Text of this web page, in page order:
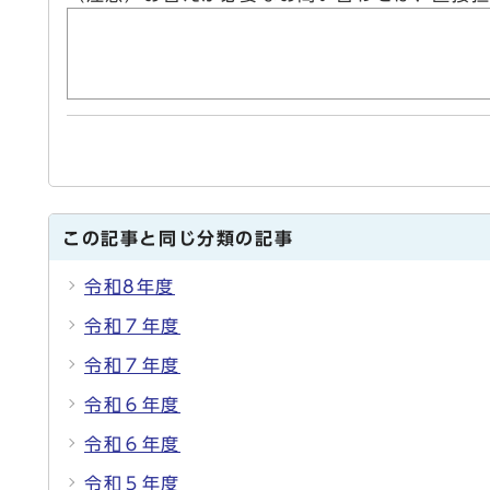
この記事と同じ分類の記事
令和8年度
令和７年度
令和７年度
令和６年度
令和６年度
令和５年度